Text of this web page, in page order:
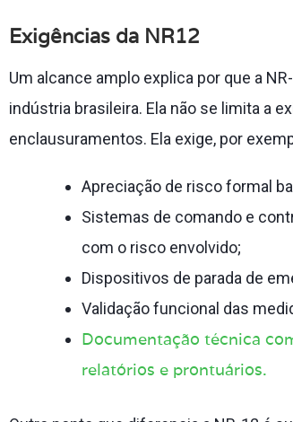
Exigências da NR12
Um alcance amplo explica por que a
indústria brasileira. Ela não se limita a
enclausuramentos. Ela exige, por
Apreciação de risco formal
Sistemas de comando e
com o risco envolvido;
Dispositivos de parada de
Validação funcional das
Documentação técnica
relatórios e prontuários.